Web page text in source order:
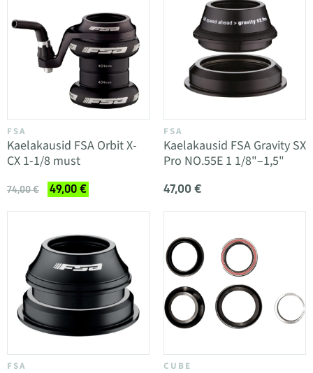
FSA
Kaelakausid FSA Orbit X-
CX 1-1/8 must
74,00 € 49,00 €
FSA
Kaelakausid FSA Gravity SX
Pro NO.55E 1 1/8"–1,5"
47,00 €
FSA CUBE